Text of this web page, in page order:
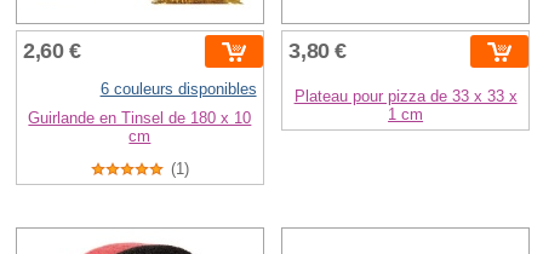
2,60 €
6 couleurs disponibles
Guirlande en Tinsel de 180 x 10
cm
(1)
3,80 €
Plateau pour pizza de 33 x 33 x
1 cm